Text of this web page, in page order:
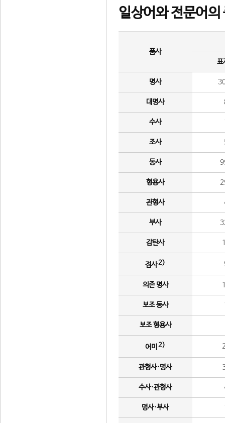
일상어와 전문어의
품사
표
명사
대명사
수사
조사
동사
형용사
관형사
부사
감탄사
접사2)
의존 명사
보조 동사
보조 형용사
어미 2)
관형사·명사
수사·관형사
명사·부사